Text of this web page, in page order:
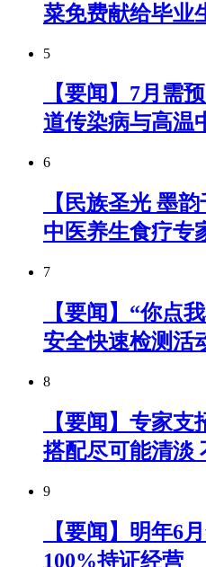
菜免费献给毕业
5
【要闻】7月需
道传染病与高温
6
【民族圣光 墨
中医养生食疗专
7
【要闻】“你点
安全快速检测活
8
【要闻】专家
搭配尽可能清淡
9
【要闻】明年6
100%持证经营